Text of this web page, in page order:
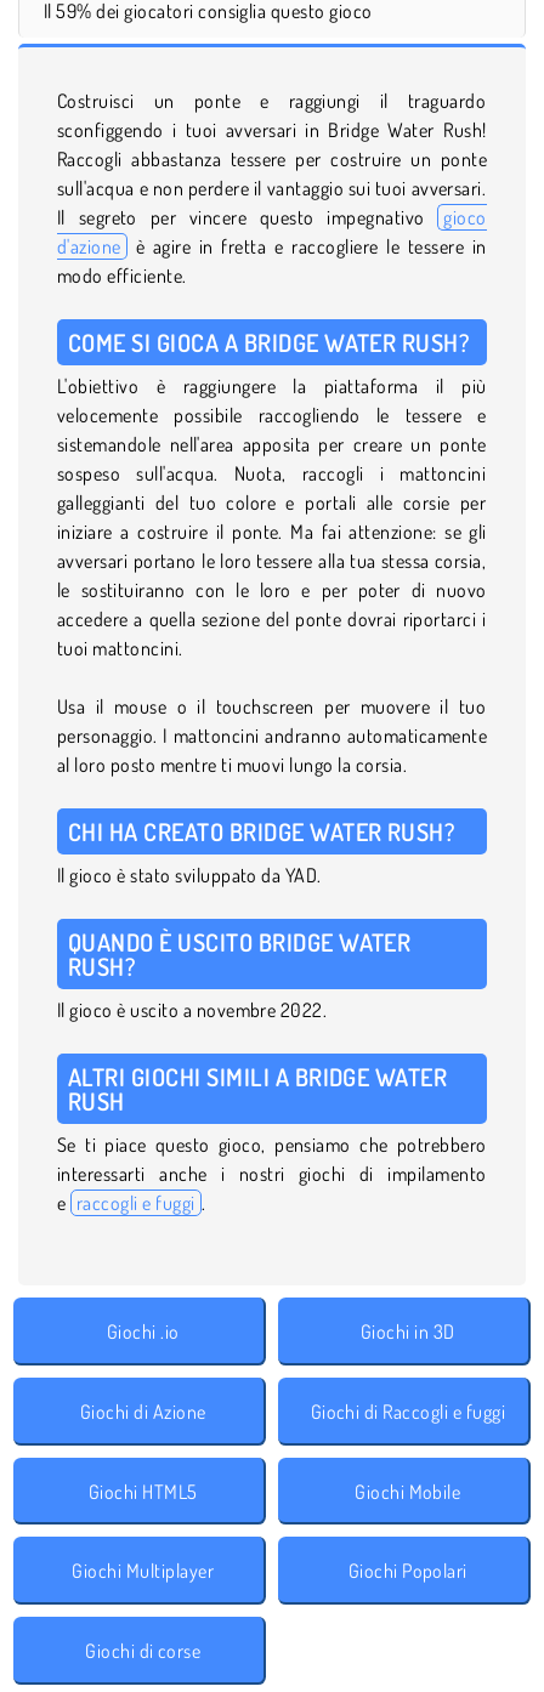
Il 59% dei giocatori consiglia questo gioco
Costruisci un ponte e raggiungi il traguardo
sconfiggendo i tuoi avversari in Bridge Water Rush!
Raccogli abbastanza tessere per costruire un ponte
sull'acqua e non perdere il vantaggio sui tuoi avversari.
Il segreto per vincere questo impegnativo gioco
d'azione è agire in fretta e raccogliere le tessere in
modo efficiente.
COME SI GIOCA A BRIDGE WATER RUSH?
L'obiettivo è raggiungere la piattaforma il più
velocemente possibile raccogliendo le tessere e
sistemandole nell'area apposita per creare un ponte
sospeso sull'acqua. Nuota, raccogli i mattoncini
galleggianti del tuo colore e portali alle corsie per
iniziare a costruire il ponte. Ma fai attenzione: se gli
avversari portano le loro tessere alla tua stessa corsia,
le sostituiranno con le loro e per poter di nuovo
accedere a quella sezione del ponte dovrai riportarci i
tuoi mattoncini.
Usa il mouse o il touchscreen per muovere il tuo
personaggio. I mattoncini andranno automaticamente
al loro posto mentre ti muovi lungo la corsia.
CHI HA CREATO BRIDGE WATER RUSH?
Il gioco è stato sviluppato da YAD.
QUANDO È USCITO BRIDGE WATER
RUSH?
Il gioco è uscito a novembre 2022.
ALTRI GIOCHI SIMILI A BRIDGE WATER
RUSH
Se ti piace questo gioco, pensiamo che potrebbero
interessarti anche i nostri giochi di impilamento
e raccogli e fuggi .
Giochi .io Giochi in 3D
Giochi di Azione Giochi di Raccogli e fuggi
Giochi HTML5 Giochi Mobile
Giochi Multiplayer Giochi Popolari
Giochi di corse